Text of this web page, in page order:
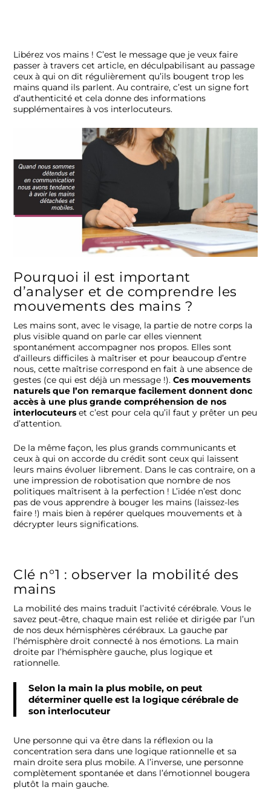
Libérez vos mains ! C’est le message que je veux faire
passer à travers cet article, en déculpabilisant au passage
ceux à qui on dit régulièrement qu’ils bougent trop les
mains quand ils parlent. Au contraire, c’est un signe fort
d’authenticité et cela donne des informations
supplémentaires à vos interlocuteurs.
Pourquoi il est important
d’analyser et de comprendre les
mouvements des mains ?
Les mains sont, avec le visage, la partie de notre corps la
plus visible quand on parle car elles viennent
spontanément accompagner nos propos. Elles sont
d’ailleurs difficiles à maîtriser et pour beaucoup d’entre
nous, cette maîtrise correspond en fait à une absence de
gestes (ce qui est déjà un message !).Ces mouvements
naturels que l’on remarque facilement donnent donc
accès à une plus grande compréhension de nos
interlocuteurset c’est pour cela qu’il faut y prêter un peu
d’attention.
De la même façon, les plus grands communicants et
ceux à qui on accorde du crédit sont ceux qui laissent
leurs mains évoluer librement. Dans le cas contraire, on a
une impression de robotisation que nombre de nos
politiques maîtrisent à la perfection ! L’idée n’est donc
pas de vous apprendre à bouger les mains (laissez-les
faire !) mais bien à repérer quelques mouvements et à
décrypter leurs significations.
Clé n°1 : observer la mobilité des
mains
La mobilité des mains traduit l’activité cérébrale. Vous le
savez peut-être, chaque main est reliée et dirigée par l’un
de nos deux hémisphères cérébraux. La gauche par
l’hémisphère droit connecté à nos émotions. La main
droite par l’hémisphère gauche, plus logique et
rationnelle.
Selon la main la plus mobile, on peut
déterminer quelle est la logique cérébrale de
son interlocuteur
Une personne qui va être dans la réflexion ou la
concentration sera dans une logique rationnelle et sa
main droite sera plus mobile. A l’inverse, une personne
complètement spontanée et dans l’émotionnel bougera
plutôt la main gauche.